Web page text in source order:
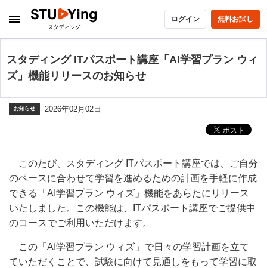
ログイン 無料お試し
スタディング ITパスポート講座「AI学習プラン ウィ
ズ」機能リリースのお知らせ
お知らせ 2026年02月02日
このたび、スタディング ITパスポート講座では、ご自分
のペースに合わせて学習を進めるための計画を手軽に作成
できる「AI学習プラン ウィズ」機能をあらたにリリース
いたしました。この機能は、ITパスポート講座でご提供中
のコースでご利用いただけます。
この「AI学習プラン ウィズ」で日々の学習計画を立て
ていただくことで、試験に向けて見通しをもって学習に取